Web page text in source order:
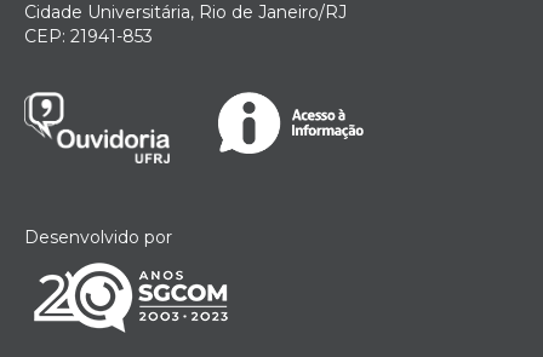
Cidade Universitária, Rio de Janeiro/RJ
CEP: 21941-853
Desenvolvido por